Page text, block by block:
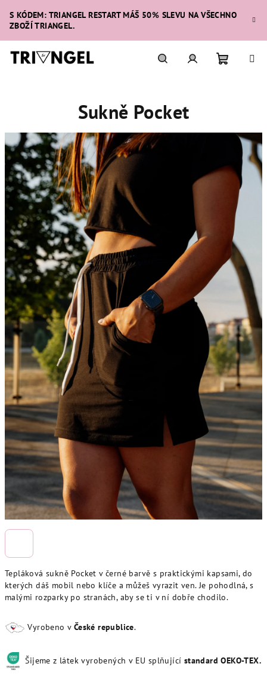
obsah
S KÓDEM: TRIANGEL RESTART MÁŠ 50% SLEVU NA VŠECHNO
ZBOŽÍ TRIANGEL.
Tepláková sukně Pocket v černé barvě s praktickými kapsami, do
kterých dáš mobil nebo klíče a můžeš vyrazit ven. Je pohodlná, s
malými rozparky po stranách, aby se ti v ní dobře chodilo.
Vyrobeno v České republice.
Šijeme z látek vyrobených v EU splňující standard OEKO-TEX.
Sukně Pocket